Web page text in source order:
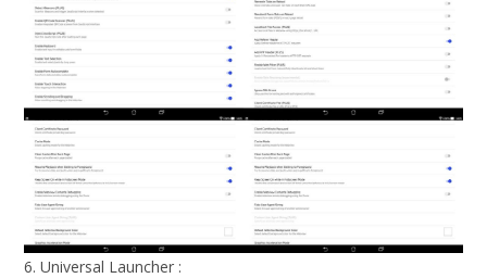
6. Universal Launcher :